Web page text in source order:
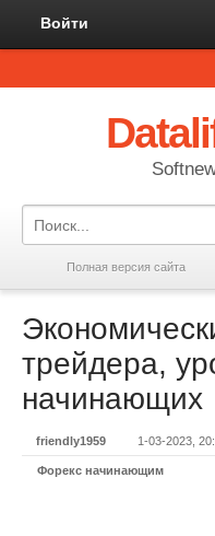
Войти
Полная версия сайта
трейдера,
начинающих
friendly1959 1-03-2023,
Форекс начинающим